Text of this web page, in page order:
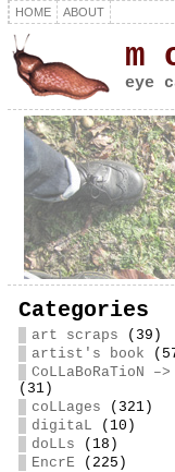
HOME ABOUT
m
eye
Categories
art scraps (39)
artist's book
CoLLaBoRaTioN
(31)
coLLages (321)
digitaL (10)
doLLs (18)
EncrE (225)